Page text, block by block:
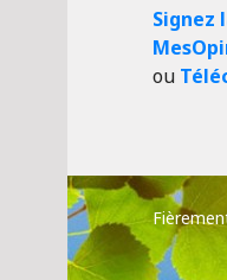
Signez
ou